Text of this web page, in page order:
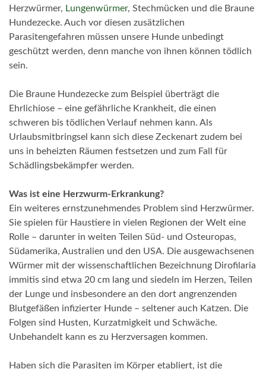
Herzwürmer, Lungenwürmer, Stechmücken und die Braune
Hundezecke. Auch vor diesen zusätzlichen
Parasitengefahren müssen unsere Hunde unbedingt
geschützt werden, denn manche von ihnen können tödlich
sein.
Die Braune Hundezecke zum Beispiel überträgt die
Ehrlichiose – eine gefährliche Krankheit, die einen
schweren bis tödlichen Verlauf nehmen kann. Als
Urlaubsmitbringsel kann sich diese Zeckenart zudem bei
uns in beheizten Räumen festsetzen und zum Fall für
Schädlingsbekämpfer werden.
Was ist eine Herzwurm-Erkrankung?
Ein weiteres ernstzunehmendes Problem sind Herzwürmer.
Sie spielen für Haustiere in vielen Regionen der Welt eine
Rolle – darunter in weiten Teilen Süd- und Osteuropas,
Südamerika, Australien und den USA. Die ausgewachsenen
Würmer mit der wissenschaftlichen Bezeichnung Dirofilaria
immitis sind etwa 20 cm lang und siedeln im Herzen, Teilen
der Lunge und insbesondere an den dort angrenzenden
Blutgefäßen infizierter Hunde – seltener auch Katzen. Die
Folgen sind Husten, Kurzatmigkeit und Schwäche.
Unbehandelt kann es zu Herzversagen kommen.
Haben sich die Parasiten im Körper etabliert, ist die